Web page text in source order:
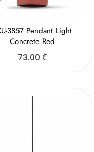
3857 Pendant Light
Concrete Red
73.00 ₾